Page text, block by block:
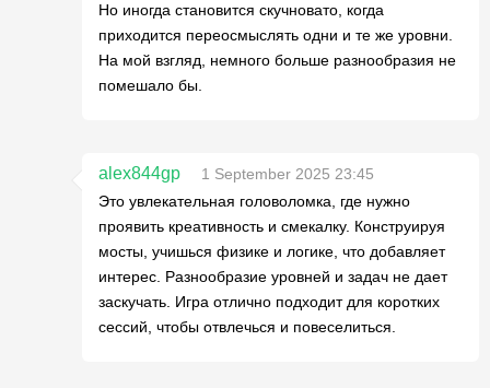
Но иногда становится скучновато, когда
приходится переосмыслять одни и те же уровни.
На мой взгляд, немного больше разнообразия не
помешало бы.
alex844gp
1 September 2025 23:45
Это увлекательная головоломка, где нужно
проявить креативность и смекалку. Конструируя
мосты, учишься физике и логике, что добавляет
интерес. Разнообразие уровней и задач не дает
заскучать. Игра отлично подходит для коротких
сессий, чтобы отвлечься и повеселиться.